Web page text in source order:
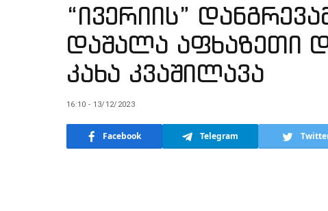
“ივერიის”
დაშალა აფხაზეთი
კახა კვაშილავა
16:10 - 13/12/2023
Facebook Telegram